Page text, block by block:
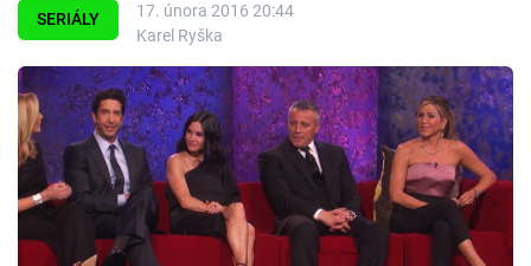
Témata
Filmy
Seriály
SERIÁLY
17. února 2016 20:44
Karel Ryška